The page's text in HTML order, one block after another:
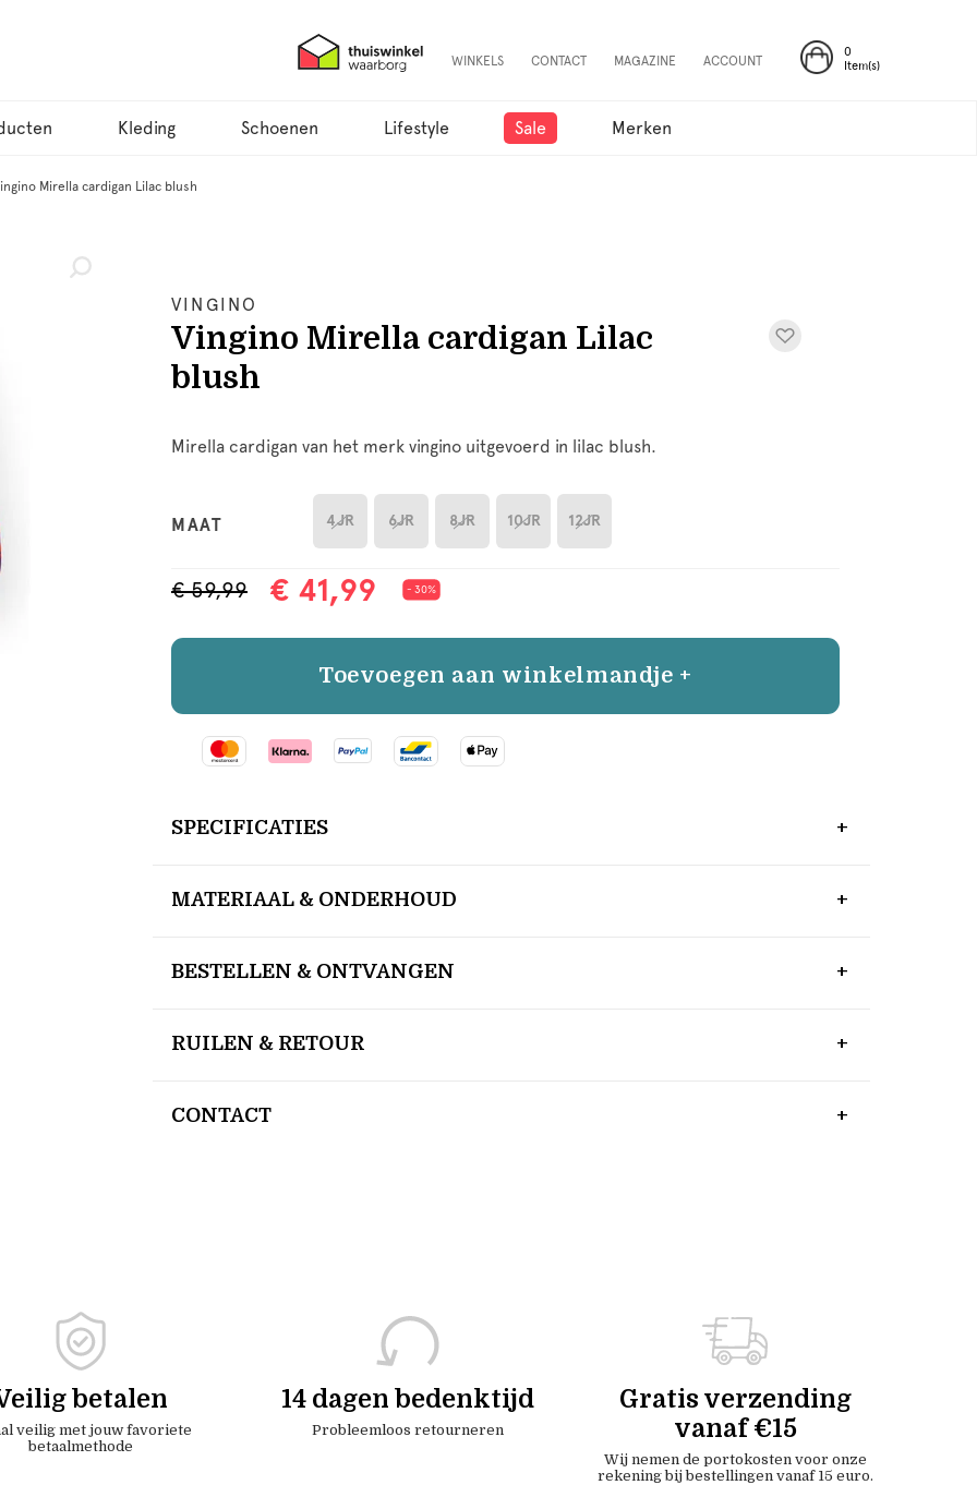
0
Item(s)
WINKELS CONTACT MAGAZINE ACCOUNT
Kleding Schoenen Lifestyle Sale Merken
Mirella cardigan Lilac blush
VINGINO
Vingino Mirella cardigan Lilac
blush
Mirella cardigan van het merk vingino uitgevoerd in lilac blush.
MAAT 4JR 6JR 8JR 10JR 12JR
€ 59,99 € 41,99 - 30%
Toevoegen aan winkelmandje +
SPECIFICATIES
MATERIAAL & ONDERHOUD
BESTELLEN & ONTVANGEN
RUILEN & RETOUR
CONTACT
betalen
veilig met jouw favoriete
betaalmethode
14 dagen bedenktijd
Probleemloos retourneren
Gratis verzending
vanaf €15
Wij nemen de portokosten voor onze
rekening bij bestellingen vanaf 15 euro.